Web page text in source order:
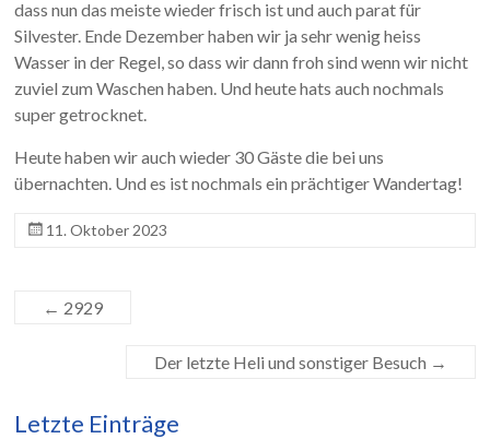
dass nun das meiste wieder frisch ist und auch parat für
Silvester. Ende Dezember haben wir ja sehr wenig heiss
Wasser in der Regel, so dass wir dann froh sind wenn wir nicht
zuviel zum Waschen haben. Und heute hats auch nochmals
super getrocknet.
Heute haben wir auch wieder 30 Gäste die bei uns
übernachten. Und es ist nochmals ein prächtiger Wandertag!
11. Oktober 2023
← 2929
Der letzte Heli und sonstiger Besuch →
Letzte Einträge